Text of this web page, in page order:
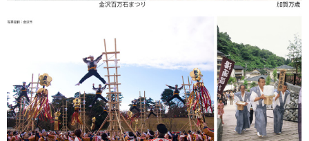
画像商品の表生地はフェルト、別珍、金襴、駒刺繍を使用してい